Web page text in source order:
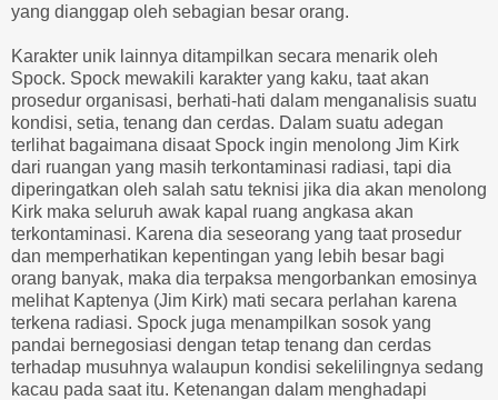
yang dianggap oleh sebagian besar orang.
Karakter unik lainnya ditampilkan secara menarik oleh
Spock. Spock mewakili karakter yang kaku, taat akan
prosedur organisasi, berhati-hati dalam menganalisis suatu
kondisi, setia, tenang dan cerdas. Dalam suatu adegan
terlihat bagaimana disaat Spock ingin menolong Jim Kirk
dari ruangan yang masih terkontaminasi radiasi, tapi dia
diperingatkan oleh salah satu teknisi jika dia akan menolong
Kirk maka seluruh awak kapal ruang angkasa akan
terkontaminasi. Karena dia seseorang yang taat prosedur
dan memperhatikan kepentingan yang lebih besar bagi
orang banyak, maka dia terpaksa mengorbankan emosinya
melihat Kaptenya (Jim Kirk) mati secara perlahan karena
terkena radiasi. Spock juga menampilkan sosok yang
pandai bernegosiasi dengan tetap tenang dan cerdas
terhadap musuhnya walaupun kondisi sekelilingnya sedang
kacau pada saat itu. Ketenangan dalam menghadapi